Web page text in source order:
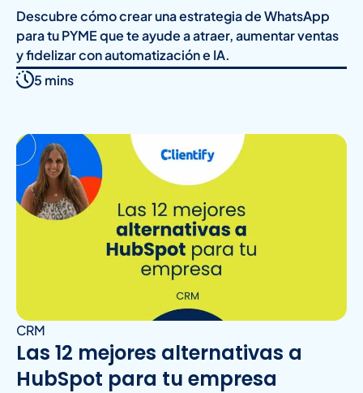
Descubre cómo crear una estrategia de WhatsApp
para tu PYME que te ayude a atraer, aumentar ventas
y fidelizar con automatización e IA.
5 mins
CRM
Las 12 mejores alternativas a
HubSpot para tu empresa